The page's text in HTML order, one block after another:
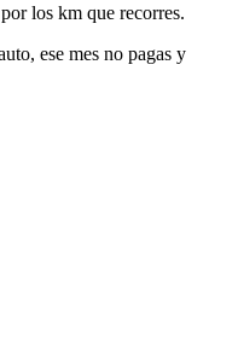
los km que recorres.
ese mes no pagas y